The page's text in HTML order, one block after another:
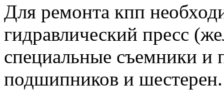
Для ремонта кпп
гидравлический пресс
специальные съемники и
подшипников и